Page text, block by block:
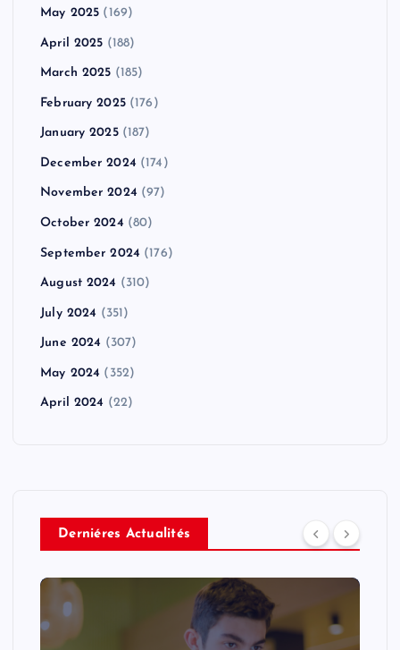
May 2025 (169)
April 2025 (188)
March 2025 (185)
February 2025(176)
January 2025(187)
December 2024 (174)
November 2024 (97)
October 2024 (80)
September 2024 (176)
August 2024 (310)
July 2024 (351)
June 2024 (307)
May 2024 (352)
April 2024 (22)
Derniéres Actualités